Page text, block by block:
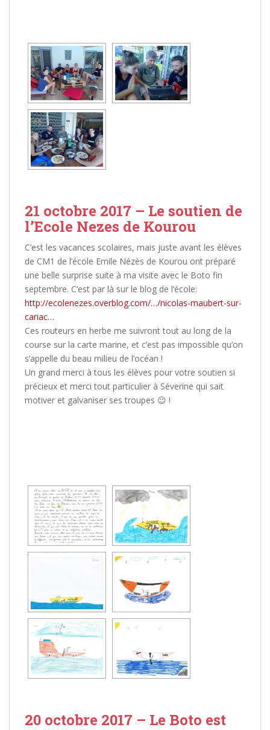
21 octobre 2017 – Le soutien de
l’Ecole Nezes de Kourou
C’est les vacances scolaires, mais juste avant les élèves
de CM1 de l’école Emile Nézès de Kourou ont préparé
une belle surprise suite à ma visite avec le Boto fin
septembre. C’est par là sur le blog de l’école:
http://ecolenezes.overblog.com/…/nicolas-maubert-sur-
cariac…
Ces routeurs en herbe me suivront tout au long de la
course sur la carte marine, et c’est pas impossible qu’on
s’appelle du beau milieu de l’océan !
Un grand merci à tous les élèves pour votre soutien si
précieux et merci tout particulier à Séverine qui sait
motiver et galvaniser ses troupes 😉 !
20 octobre 2017 – Le Boto est